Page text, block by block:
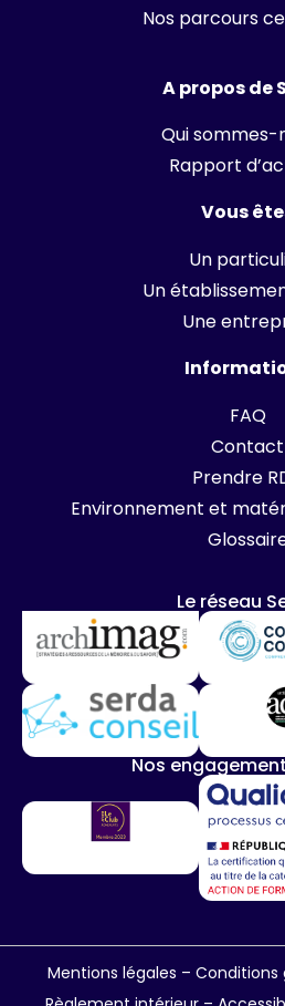
Nos parcours
A propos de
Qui sommes-
Rapport
Vous
Un
Un
Une
FAQ
Contact
Prendre
Environnement et
Le réseau
Nos
Mentions légales – Conditions